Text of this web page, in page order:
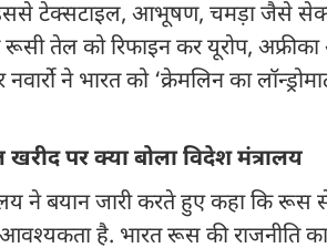
टेक्सटाइल, आभूषण, चमड़ा जैसे
तेल को रिफाइन कर यूरोप,
नवार्रो ने भारत को ‘क्रेमलिन का
पर क्या बोला विदेश मंत्रालय
ने बयान जारी करते हुए कहा कि रूस
है. भारत रूस की राजनीति का